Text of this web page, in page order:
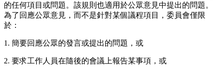
的任何項目或問題。該規則也適用於公眾意見中提出的問題。
為了回應公眾意見，而不是針對某個議程項目，委員會僅限
於：
1. 簡要回應公眾的發言或提出的問題，或
2. 要求工作人員在隨後的會議上報告某事項，或